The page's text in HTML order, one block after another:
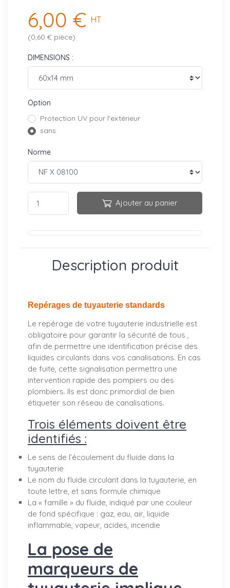
6,00 € HT
(0,60 € pièce)
DIMENSIONS :
Option
Protection UV pour l'extérieur
sans
Norme
Ajouter au panier
Description produit
Repérages de tuyauterie standards
Le repérage de votre tuyauterie industrielle est
obligatoire pour garantir la sécurité de tous ,
afin de permettre une identification précise des
liquides circulants dans vos canalisations. En cas
de fuite, cette signalisation permettra une
intervention rapide des pompiers ou des
plombiers. Ils est donc primordial de bien
étiqueter son réseau de canalisations.
Trois éléments doivent être
identifiés :
Le sens de l’écoulement du fluide dans la
tuyauterie
Le nom du fluide circulant dans la tuyauterie, en
toute lettre, et sans formule chimique
La « famille » du fluide, indiqué par une couleur
de fond spécifique : gaz, eau, air, liquide
inflammable, vapeur, acides, incendie
La pose de
marqueurs de